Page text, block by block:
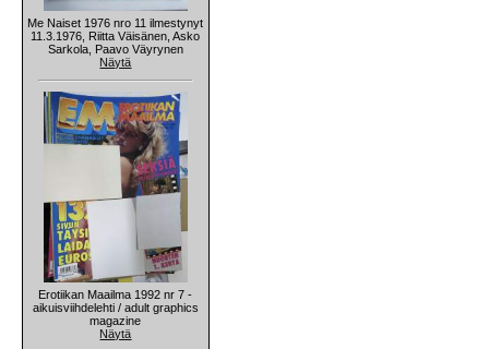
Me Naiset 1976 nro 11 ilmestynyt
11.3.1976, Riitta Väisänen, Asko
Sarkola, Paavo Väyrynen
Näytä
Erotiikan Maailma 1992 nr 7 -
aikuisviihdelehti / adult graphics
magazine
Näytä